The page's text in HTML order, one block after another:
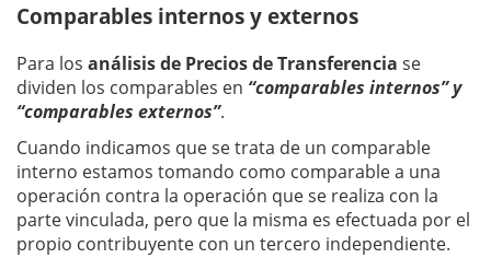
Comparables internos y externos
Para los análisis de Precios de Transferencia se
dividen los comparables en “comparables internos” y
“comparables externos”.
Cuando indicamos que se trata de un comparable
interno estamos tomando como comparable a una
operación contra la operación que se realiza con la
parte vinculada, pero que la misma es efectuada por el
propio contribuyente con un tercero independiente.